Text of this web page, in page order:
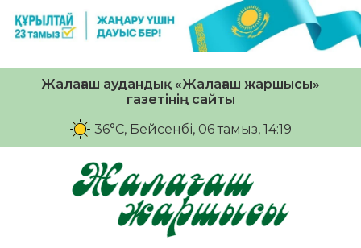
Жалағаш аудандық «Жалағаш жаршысы»
газетінің сайты
36°C, Бейсенбі, 06 тамыз, 14:19